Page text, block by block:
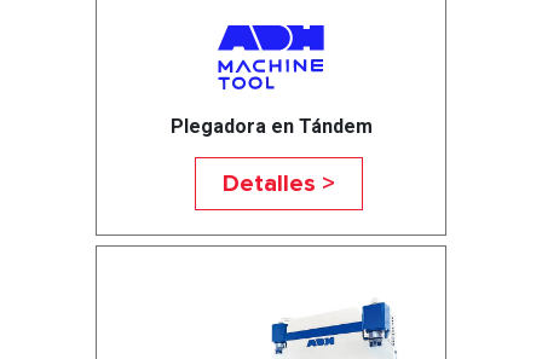
Plegadora en Tándem
Detalles >